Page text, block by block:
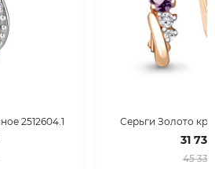
2512604.1 Серьги Золото
31
45